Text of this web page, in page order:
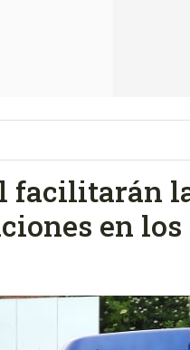
facilitarán
en los